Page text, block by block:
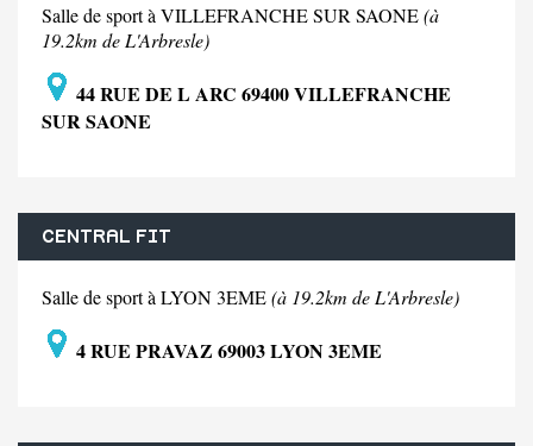
Salle de sport à VILLEFRANCHE SUR SAONE(à
19.2km de L'Arbresle)
44 RUE DE L ARC 69400 VILLEFRANCHE
SUR SAONE
CENTRAL FIT
Salle de sport à LYON 3EME(à 19.2km de L'Arbresle)
4 RUE PRAVAZ 69003 LYON 3EME